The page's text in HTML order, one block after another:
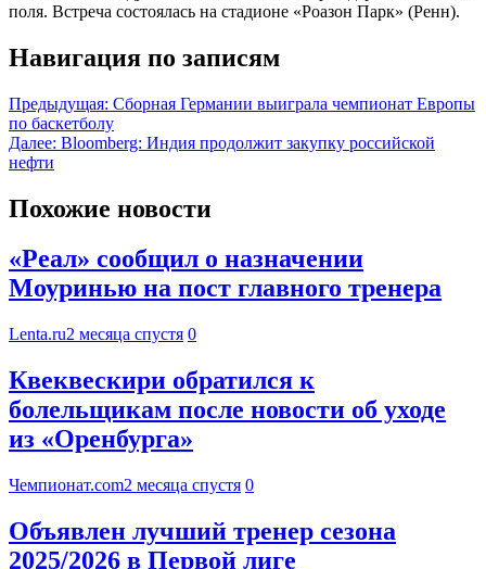
поля. Встреча состоялась на стадионе «Роазон Парк» (Ренн).
Навигация по записям
Предыдущая: Сборная Германии выиграла чемпионат Европы
по баскетболу
Далее: Bloomberg: Индия продолжит закупку российской
нефти
Похожие новости
«Реал» сообщил о назначении
Моуринью на пост главного тренера
Lenta.ru2 месяца спустя 0
Квеквескири обратился к
болельщикам после новости об уходе
из «Оренбурга»
Чемпионат.com2 месяца спустя 0
Объявлен лучший тренер сезона
2025/2026 в Первой лиге